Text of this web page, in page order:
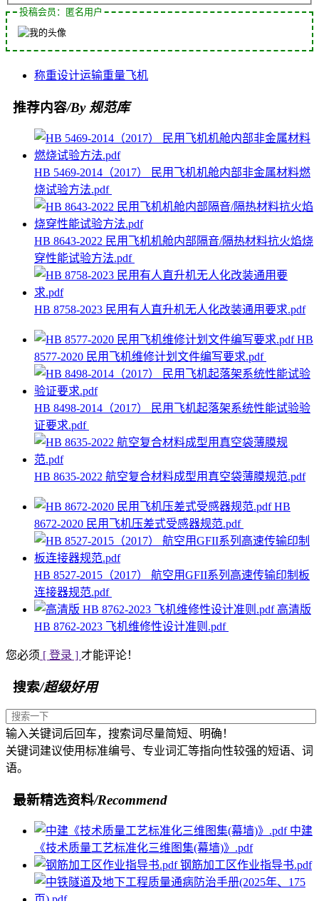
投稿会员：匿名用户
称重设计运输重量飞机
推荐内容/By 规范库
HB 5469-2014（2017） 民用飞机机舱内部非金属材料燃
烧试验方法.pdf
HB 8643-2022 民用飞机机舱内部隔音/隔热材料抗火焰烧
穿性能试验方法.pdf
HB 8758-2023 民用有人直升机无人化改装通用要求.pdf
HB
8577-2020 民用飞机维修计划文件编写要求.pdf
HB 8498-2014（2017） 民用飞机起落架系统性能试验验
证要求.pdf
HB 8635-2022 航空复合材料成型用真空袋薄膜规范.pdf
HB
8672-2020 民用飞机压差式受感器规范.pdf
HB 8527-2015（2017） 航空用GFII系列高速传输印制板
连接器规范.pdf
高清版
HB 8762-2023 飞机维修性设计准则.pdf
您必须 [ 登录 ] 才能评论！
搜索/超级好用
输入关键词后回车，搜索词尽量简短、明确！
关键词建议使用标准编号、专业词汇等指向性较强的短语、词
语。
最新精选资料/Recommend
中建
《技术质量工艺标准化三维图集(幕墙)》.pdf
钢筋加工区作业指导书.pdf